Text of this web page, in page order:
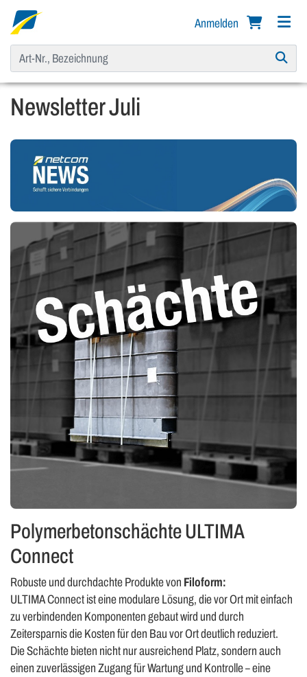
Anmelden
Newsletter Juli
Polymerbetonschächte ULTIMA
Connect
Robuste und durchdachte Produkte von Filoform:
ULTIMA Connect ist eine modulare Lösung, die vor Ort mit einfach
zu verbindenden Komponenten gebaut wird und durch
Zeitersparnis die Kosten für den Bau vor Ort deutlich reduziert.
Die Schächte bieten nicht nur ausreichend Platz, sondern auch
einen zuverlässigen Zugang für Wartung und Kontrolle – eine